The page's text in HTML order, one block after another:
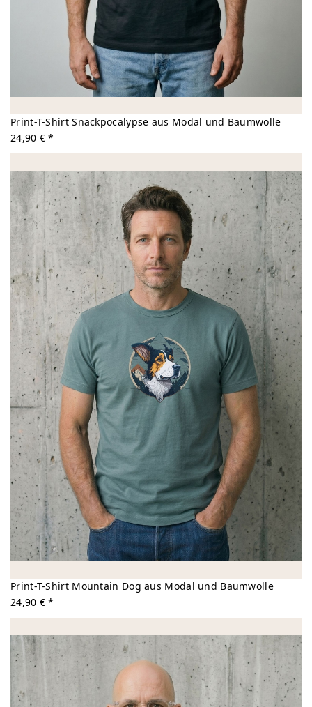
Print-T-Shirt Snackpocalypse aus Modal und Baumwolle
24,90 € *
Print-T-Shirt Mountain Dog aus Modal und Baumwolle
24,90 € *